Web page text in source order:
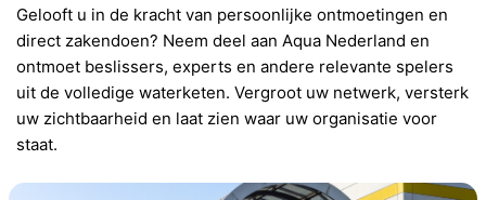
Gelooft u in de kracht van persoonlijke ontmoetingen en
direct zakendoen? Neem deel aan Aqua Nederland en
ontmoet beslissers, experts en andere relevante spelers
uit de volledige waterketen. Vergroot uw netwerk, versterk
uw zichtbaarheid en laat zien waar uw organisatie voor
staat.